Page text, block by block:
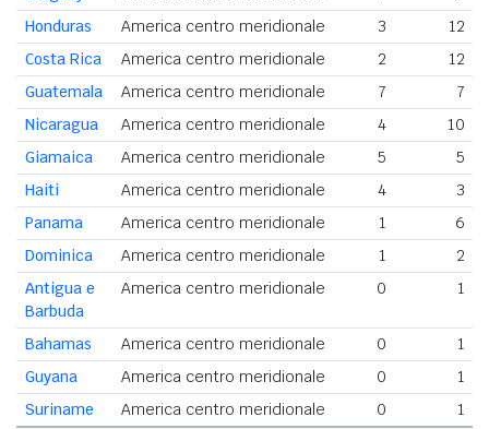
Honduras
America centro meridionale 3
12
Costa Rica
America centro meridionale 2
12
Guatemala
America centro meridionale 7
7
Nicaragua
America centro meridionale 4
10
Giamaica
America centro meridionale 5
5
Haiti
America centro meridionale 4
3
Panama
America centro meridionale 1
6
Dominica
America centro meridionale 1
2
Antigua e
Barbuda
America centro meridionale 0 1
Bahamas America centro meridionale 0
1
Guyana
America centro meridionale 0
1
Suriname
America centro meridionale 0
1